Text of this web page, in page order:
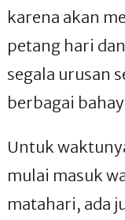
karena akan
petang hari
segala urusan
berbagai
Untuk
mulai masuk
matahari, ada